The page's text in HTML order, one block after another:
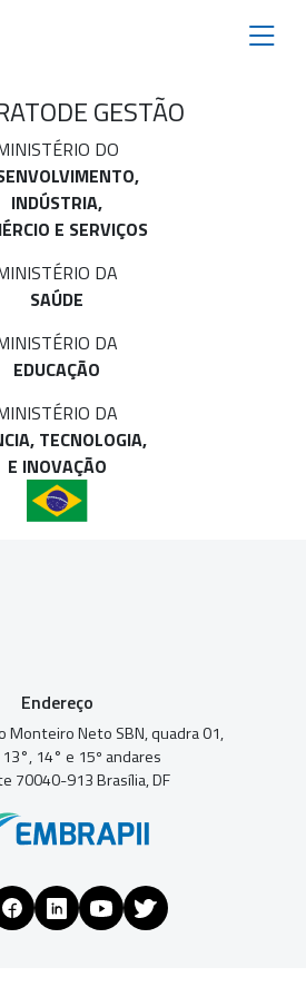
DE GESTÃO
DO
INDÚSTRIA,
E SERVIÇOS
DA
SAÚDE
DA
EDUCAÇÃO
DA
TECNOLOGIA,
E INOVAÇÃO
Endereço
Monteiro Neto SBN, quadra 01,
14° e 15º andares
70040-913 Brasília, DF